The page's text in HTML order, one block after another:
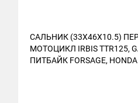
САЛЬНИК (33Х46Х10.5)
МОТОЦИКЛ IRBIS TTR125,
ПИТБАЙК FORSAGE,